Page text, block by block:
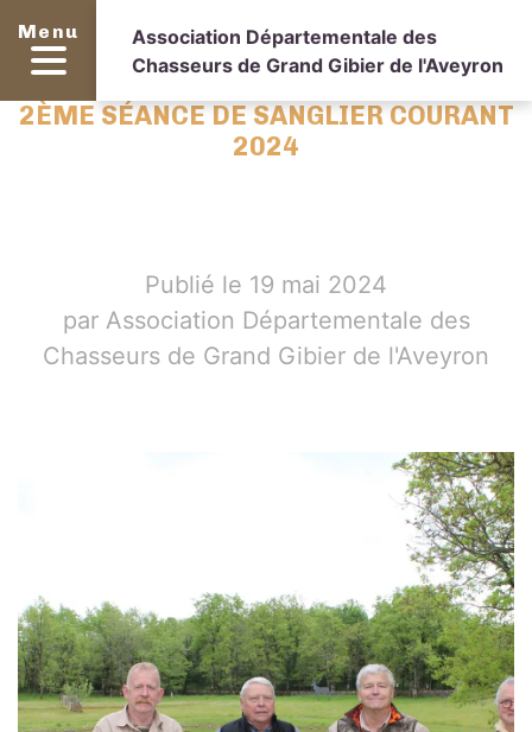
Menu
Association Départementale des
Chasseurs de Grand Gibier de l'Aveyron
2ÈME SÉANCE DE SANGLIER COURANT
2024
Publié le 19 mai 2024
par Association Départementale des
Chasseurs de Grand Gibier de l'Aveyron